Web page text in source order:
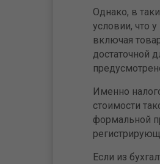
Однако, в
условии, что
включая
достаточной
Именно
стоимости
формальной
Если из